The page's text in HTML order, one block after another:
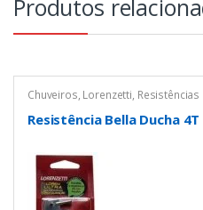
Produtos
Chuveiros, Lorenzetti, Resistências
Resistência Bella Ducha